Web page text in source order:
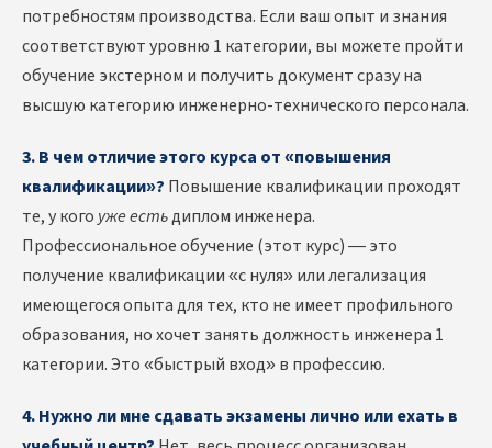
потребностям производства. Если ваш опыт и знания
соответствуют уровню 1 категории, вы можете пройти
обучение экстерном и получить документ сразу на
высшую категорию инженерно-технического персонала.
3. В чем отличие этого курса от «повышения
квалификации»? Повышение квалификации проходят
те, у кого уже естьдиплом инженера.
Профессиональное обучение (этот курс) — это
получение квалификации «с нуля» или легализация
имеющегося опыта для тех, кто не имеет профильного
образования, но хочет занять должность инженера 1
категории. Это «быстрый вход» в профессию.
4. Нужно ли мне сдавать экзамены лично или ехать в